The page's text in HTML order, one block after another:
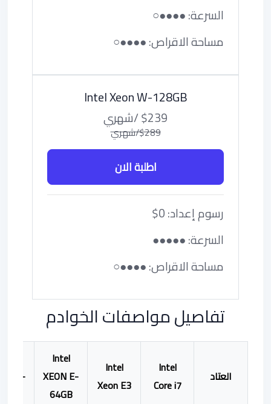
السرعة: ●●●●○
مساحة الاقراص: ●●●●○
Intel Xeon W-128GB
$239 /شهري
$289/شهري
اطلبة الان
رسوم إعداد: 0$
السرعة: ●●●●●
مساحة الاقراص: ●●●●○
تفاصيل مواصفات الخوادم
العتاد
Intel
Core i7
Intel
Xeon E3
Intel
XEON E-
64GB
W-